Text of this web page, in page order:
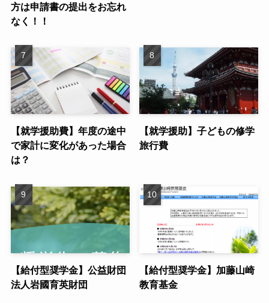
方は申請書の提出をお忘れ
なく！！
【就学援助費】年度の途中
で家計に変化があった場合
は？
【就学援助】子どもの修学
旅行費
【給付型奨学金】公益財団
法人岩國育英財団
【給付型奨学金】加藤山崎
教育基金